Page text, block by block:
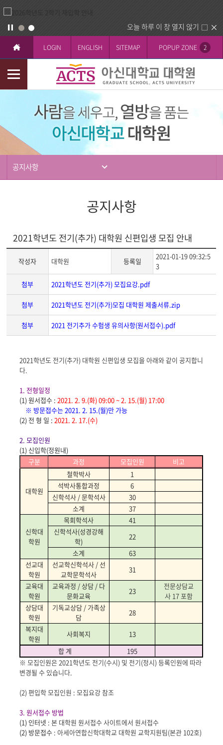
오늘 하루 이 창 열지 않기
LOGIN ENGLISH SITEMAP POPUP ZONE 2
모
바
공지사항
공지사항
2021학년도 전기(추가) 대학원 신편입생 모집 안내
작성자 대학원 등록일
2021-01-19 09:32:5
3
첨부
2021학년도 전기(추가) 모집요강.pdf
첨부 2021학년도 전기(추가)모집 대학원 제출서류.zip
첨부 2021 전기추가 수험생 유의사항(원서접수).pdf
게
시
본
문
2021학년도 전기(추가) 대학원 신편입생 모집을 아래와 같이 공지합니
다.
1. 전형일정
(1)원서접수 : 2021. 2. 9.(화) 09:00 ~ 2. 15.(월) 17:00
※ 방문접수는 2021. 2. 15.(월)만 가능
(2) 전 형 일 :2021. 2. 17.(수)
2.모집인원
(1) 신입학(정원내)
구분
과정 모집인원 비고
대학원
철학박사
1
석박사통합과정
6
신학석사 / 문학석사
30
소계
37
신학대
학원
목회학석사
41
신학석사(성경강해
학)
22
소계
63
선교대
학원
선교학신학석사 / 선
교학문학석사
31
교육대
학원
교육과정 / 상담 / 다
문화교육
23
전문상담교
사 17 포함
상담대
학원
기독교상담 / 가족상
담
28
복지대
학원
사회복지
13
합 계
195
※ 모집인원은 2021학년도 전기(수시) 및 전기(정시) 등록인원에 따라
변경될 수 있습니다.
(2) 편입학 모집인원 : 모집요강 참조
3.원서접수 방법
(1) 인터넷 :본 대학원 원서접수 사이트에서 원서접수
(2) 방문접수 : 아세아연합신학대학교 대학원 교학지원팀(본관 102호)